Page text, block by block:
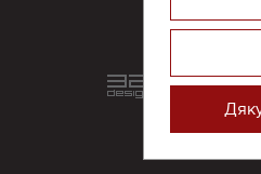
Реклама